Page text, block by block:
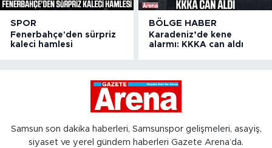
SPOR
Fenerbahçe'den sürpriz
kaleci hamlesi
BÖLGE HABER
Karadeniz’de kene
alarmı: KKKA can aldı
Samsun son dakika haberleri, Samsunspor gelişmeleri, asayiş,
siyaset ve yerel gündem haberleri Gazete Arena’da.